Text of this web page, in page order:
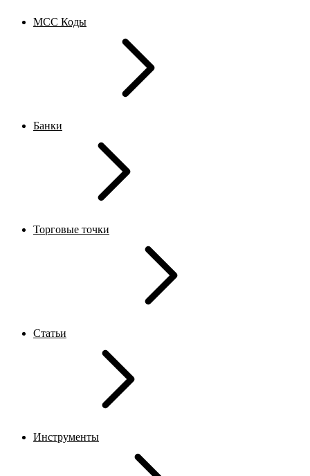
MCC Коды
Банки
Торговые точки
Статьи
Инструменты